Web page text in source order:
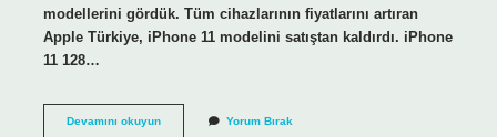
modellerini gördük. Tüm cihazlarının fiyatlarını artıran
Apple Türkiye, iPhone 11 modelini satıştan kaldırdı. iPhone
11 128…
Devamını okuyunIphone
Yorum Bırak